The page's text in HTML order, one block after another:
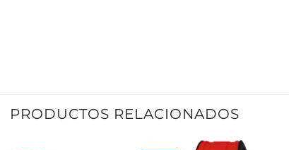
PRODUCTOS RELACIONADOS